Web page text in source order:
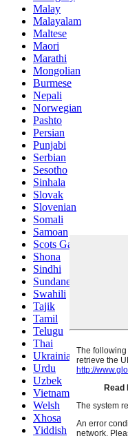
Malay
Malayalam
Maltese
Maori
Marathi
Mongolian
Burmese
Nepali
Norwegian
Pashto
Persian
Punjabi
Serbian
Sesotho
Sinhala
Slovak
Slovenian
Somali
Samoan
Scots Gaelic
Shona
Sindhi
Sundanese
Swahili
Tajik
Tamil
Telugu
Thai
Ukrainian
Urdu
Uzbek
Vietnamese
Welsh
Xhosa
Yiddish